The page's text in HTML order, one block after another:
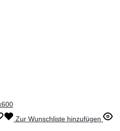
Zur Wunschliste hinzufügen